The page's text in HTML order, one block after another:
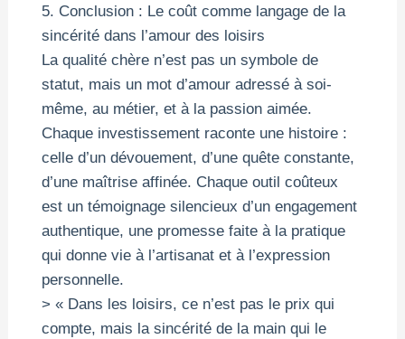
5. Conclusion : Le coût comme langage de la
sincérité dans l’amour des loisirs
La qualité chère n’est pas un symbole de
statut, mais un mot d’amour adressé à soi-
même, au métier, et à la passion aimée.
Chaque investissement raconte une histoire :
celle d’un dévouement, d’une quête constante,
d’une maîtrise affinée. Chaque outil coûteux
est un témoignage silencieux d’un engagement
authentique, une promesse faite à la pratique
qui donne vie à l’artisanat et à l’expression
personnelle.
> « Dans les loisirs, ce n’est pas le prix qui
compte, mais la sincérité de la main qui le